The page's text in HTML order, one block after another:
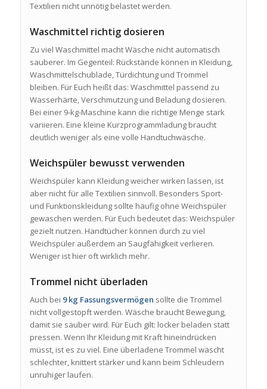
Textilien nicht unnötig belastet werden.
Waschmittel richtig dosieren
Zu viel Waschmittel macht Wäsche nicht automatisch
sauberer. Im Gegenteil: Rückstände können in Kleidung,
Waschmittelschublade, Türdichtung und Trommel
bleiben. Für Euch heißt das: Waschmittel passend zu
Wasserhärte, Verschmutzung und Beladung dosieren.
Bei einer 9-kg-Maschine kann die richtige Menge stark
variieren. Eine kleine Kurzprogrammladung braucht
deutlich weniger als eine volle Handtuchwäsche.
Weichspüler bewusst verwenden
Weichspüler kann Kleidung weicher wirken lassen, ist
aber nicht für alle Textilien sinnvoll. Besonders Sport-
und Funktionskleidung sollte häufig ohne Weichspüler
gewaschen werden. Für Euch bedeutet das: Weichspüler
gezielt nutzen. Handtücher können durch zu viel
Weichspüler außerdem an Saugfähigkeit verlieren.
Weniger ist hier oft wirklich mehr.
Trommel nicht überladen
Auch bei 9 kg Fassungsvermögen sollte die Trommel
nicht vollgestopft werden. Wäsche braucht Bewegung,
damit sie sauber wird. Für Euch gilt: locker beladen statt
pressen. Wenn Ihr Kleidung mit Kraft hineindrücken
müsst, ist es zu viel. Eine überladene Trommel wäscht
schlechter, knittert stärker und kann beim Schleudern
unruhiger laufen.